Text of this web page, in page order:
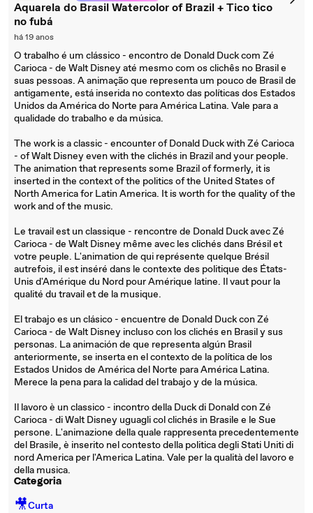
Aquarela do Brasil Watercolor of Brazil + Tico tico
no fubá
há 19 anos
O trabalho é um clássico - encontro de Donald Duck com Zé
Carioca - de Walt Disney até mesmo com os clichês no Brasil e
suas pessoas. A animação que representa um pouco de Brasil de
antigamente, está inserida no contexto das políticas dos Estados
Unidos da América do Norte para América Latina. Vale para a
qualidade do trabalho e da música.
The work is a classic - encounter of Donald Duck with Zé Carioca
- of Walt Disney even with the clichés in Brazil and your people.
The animation that represents some Brazil of formerly, it is
inserted in the context of the politics of the United States of
North America for Latin America. It is worth for the quality of the
work and of the music.
Le travail est un classique - rencontre de Donald Duck avec Zé
Carioca - de Walt Disney même avec les clichés dans Brésil et
votre peuple. L'animation de qui représente quelque Brésil
autrefois, il est inséré dans le contexte des politique des États-
Unis d'Amérique du Nord pour Amérique latine. Il vaut pour la
qualité du travail et de la musique.
El trabajo es un clásico - encuentre de Donald Duck con Zé
Carioca - de Walt Disney incluso con los clichés en Brasil y sus
personas. La animación de que representa algún Brasil
anteriormente, se inserta en el contexto de la política de los
Estados Unidos de América del Norte para América Latina.
Merece la pena para la calidad del trabajo y de la música.
Il lavoro è un classico - incontro della Duck di Donald con Zé
Carioca - di Walt Disney uguagli col clichés in Brasile e le Sue
persone. L'animazione della quale rappresenta precedentemente
del Brasile, è inserito nel contesto della politica degli Stati Uniti di
nord America per l'America Latina. Vale per la qualità del lavoro e
della musica.
Categoria
🎥Curta